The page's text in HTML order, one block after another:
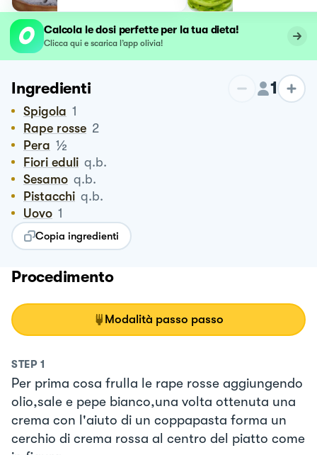
Calcola le dosi perfette per la tua dieta!
Clicca qui e scarica l’app olivia!
Ingredienti 1
Spigola 1
Rape rosse 2
Pera ½
Fiori eduli q.b.
Sesamo q.b.
Pistacchi q.b.
Uovo 1
Copia ingredienti
Procedimento
Modalità passo passo
STEP 1
Per prima cosa frulla le rape rosse aggiungendo
olio,sale e pepe bianco,una volta ottenuta una
crema con l'aiuto di un coppapasta forma un
cerchio di crema rossa al centro del piatto come